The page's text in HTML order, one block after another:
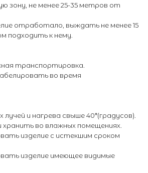
зону, не менее 25-35 метров от
отработало, выждать не менее 15
подходить к нему.
транспортировка.
во время
лучей и нагрева свыше 40*(градусов).
во влажных помещениях.
изделие с истекшим сроком
изделие имеющее видимые